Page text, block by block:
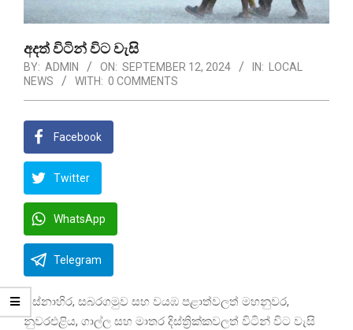
අදත් විටින් විට වැසි
BY: ADMIN ON: SEPTEMBER 12, 2024 IN:
LOCAL
NEWS
WITH: 0 COMMENTS
Facebook
Twitter
WhatsApp
Telegram
බස්නාහිර, සබරගමුව සහ වයඹ පළාත්වලත් මහනුවර,
නුවරඑළිය, ගාල්ල සහ මාතර දිස්ත්‍රික්කවලත් විටින් විට වැසි